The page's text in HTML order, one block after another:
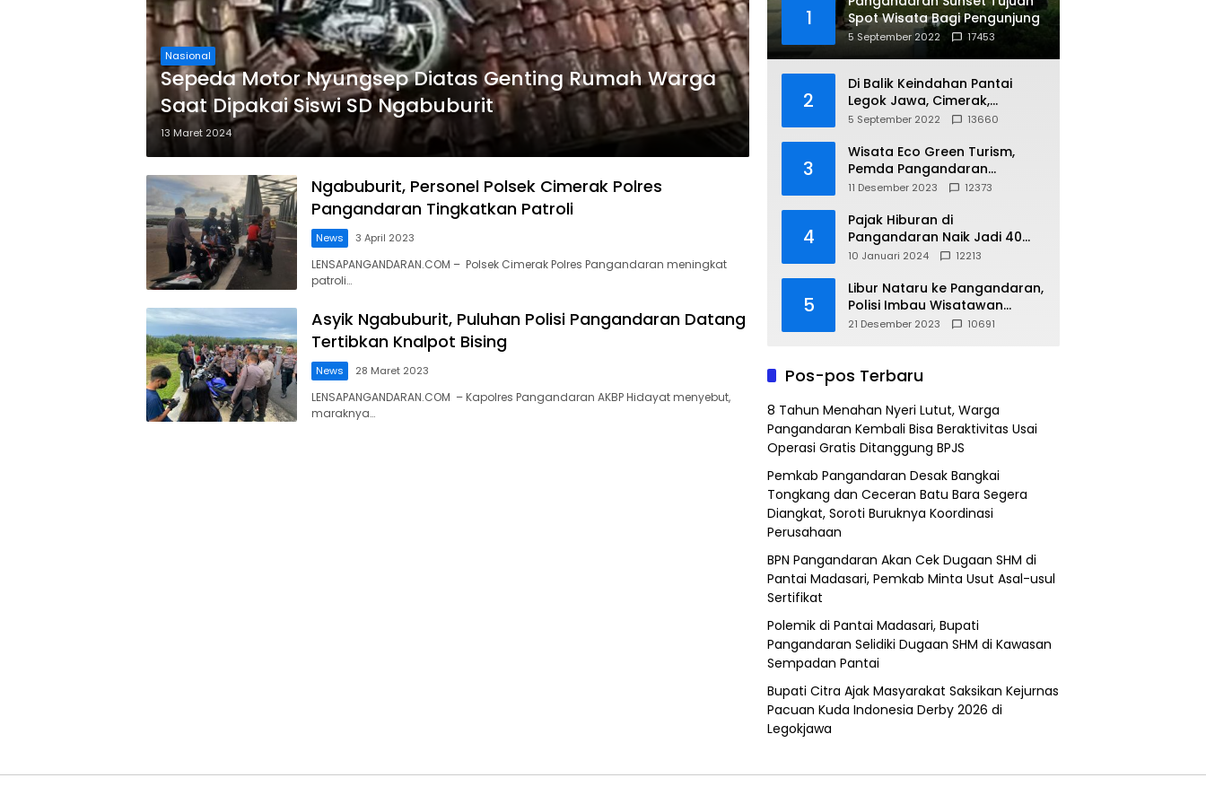
Nasional
Sepeda Motor Nyungsep Diatas Genting Rumah Warga
Saat Dipakai Siswi SD Ngabuburit
13 Maret 2024
Ngabuburit, Personel Polsek Cimerak Polres
Pangandaran Tingkatkan Patroli
News 3 April 2023
LENSAPANGANDARAN.COM – Polsek Cimerak Polres Pangandaran meningkat
patroli…
Asyik Ngabuburit, Puluhan Polisi Pangandaran Datang
Tertibkan Knalpot Bising
News 28 Maret 2023
LENSAPANGANDARAN.COM – Kapolres Pangandaran AKBP Hidayat menyebut,
maraknya…
1
Spot Wisata Bagi Pengunjung
5 September 2022 17453
2
Di Balik Keindahan Pantai
Legok Jawa, Cimerak,
Pangandaran
5 September 2022 13660
3
Wisata Eco Green Turism,
Pemda Pangandaran
Gandeng PLN
11 Desember 2023 12373
4
Pajak Hiburan di
Pangandaran Naik Jadi 40
Persen
10 Januari 2024 12213
5
Libur Nataru ke Pangandaran,
Polisi Imbau Wisatawan
Gunakan Jalur Arteri
21 Desember 2023 10691
Pos-pos Terbaru
8 Tahun Menahan Nyeri Lutut, Warga
Pangandaran Kembali Bisa Beraktivitas Usai
Operasi Gratis Ditanggung BPJS
Pemkab Pangandaran Desak Bangkai
Tongkang dan Ceceran Batu Bara Segera
Diangkat, Soroti Buruknya Koordinasi
Perusahaan
BPN Pangandaran Akan Cek Dugaan SHM di
Pantai Madasari, Pemkab Minta Usut Asal-usul
Sertifikat
Polemik di Pantai Madasari, Bupati
Pangandaran Selidiki Dugaan SHM di Kawasan
Sempadan Pantai
Bupati Citra Ajak Masyarakat Saksikan Kejurnas
Pacuan Kuda Indonesia Derby 2026 di
Legokjawa